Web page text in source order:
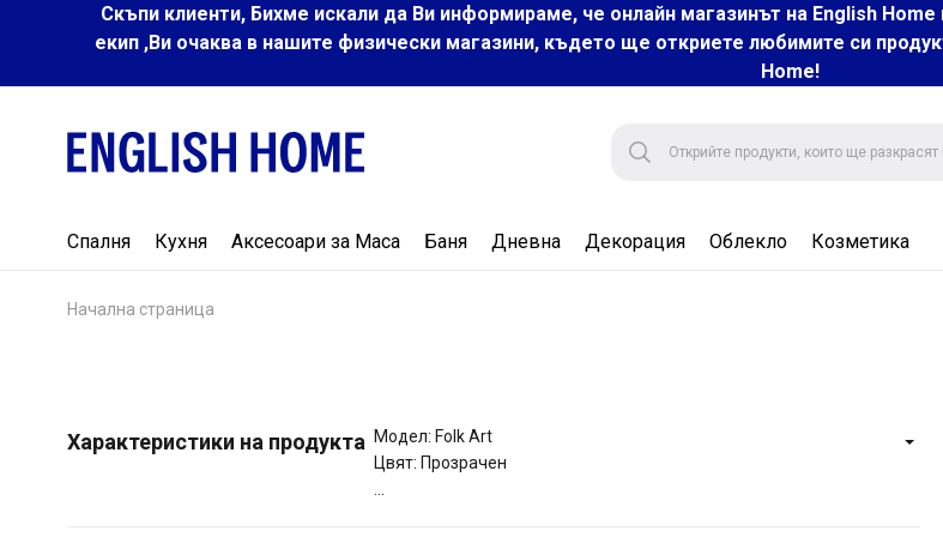
Скъпи клиенти, Бихме искали да Ви информираме, че онлайн магазинът на English
екип ,Ви очаква в нашите физически магазини, където ще откриете любимите си
Home!
Спалня Кухня Аксесоари за Маса Баня Дневна Декорация Облекло Козметика
Начална страница
Характеристики на продукта
Модел: Folk Art
Цвят: Прозрачен